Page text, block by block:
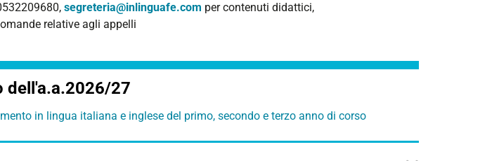
segreteria@inlinguafe.com per contenuti didattici,
relative agli appelli
dell'a.a.2026/27
in lingua italiana e inglese del primo, secondo e terzo anno di corso